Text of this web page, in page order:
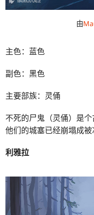
由
主色：蓝色
副色：黑色
主要部族：灵俑
不死的尸鬼（灵俑）是
他们的城塞已经崩塌成被
利雅拉